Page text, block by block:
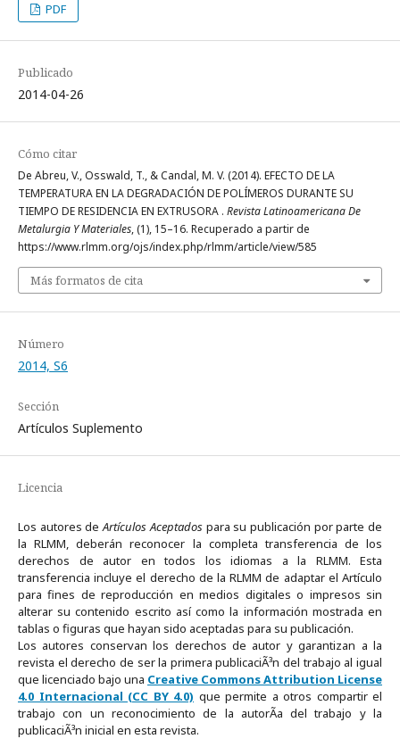
PDF
Publicado
2014-04-26
Cómo citar
De Abreu, V., Osswald, T., & Candal, M. V. (2014). EFECTO DE LA
TEMPERATURA EN LA DEGRADACIÓN DE POLÍMEROS DURANTE SU
TIEMPO DE RESIDENCIA EN EXTRUSORA . Revista Latinoamericana De
Metalurgia Y Materiales, (1), 15–16. Recuperado a partir de
https://www.rlmm.org/ojs/index.php/rlmm/article/view/585
Más formatos de cita
Número
2014, S6
Sección
Artí­culos Suplemento
Licencia
Los autores deArtículos Aceptadospara su publicación por parte de
la RLMM, deberán reconocer la completa transferencia de los
derechos de autor en todos los idiomas a la RLMM. Esta
transferencia incluye el derecho de la RLMM de adaptar el Artículo
para fines de reproducción en medios digitales o impresos sin
alterar su contenido escrito así como la información mostrada en
tablas o figuras que hayan sido aceptadas para su publicación.
Los autores conservan los derechos de autor y garantizan a la
revista el derecho de ser la primera publicaciÃ³n del trabajo al igual
que licenciado bajo una Creative Commons Attribution License
4.0 Internacional (CC BY 4.0) que permite a otros compartir el
trabajo con un reconocimiento de la autorÃ­a del trabajo y la
publicaciÃ³n inicial en esta revista.